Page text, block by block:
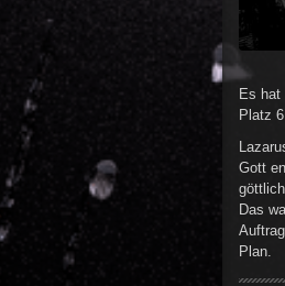
Es hat
Platz
Gott
Das
Plan.